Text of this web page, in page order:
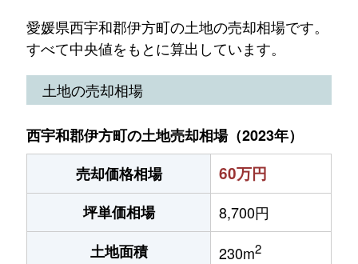
愛媛県西宇和郡伊方町の土地の売却相場です。
すべて中央値をもとに算出しています。
土地の売却相場
西宇和郡伊方町の土地売却相場（2023年）
売却価格相場
60万円
坪単価相場
8,700円
土地面積
230m2